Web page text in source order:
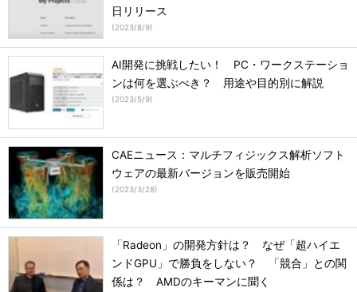
日リリース
(2023/8/9)
AI開発に挑戦したい！ PC・ワークステーショ
ンは何を選ぶべき？ 用途や目的別に解説
(2023/5/9)
CAEニュース：マルチフィジックス解析ソフト
ウェアの最新バージョンを販売開始
(2023/3/28)
「Radeon」の開発方針は？ なぜ「超ハイエ
ンドGPU」で勝負をしない？ 「競合」との関
係は？ AMDのキーマンに聞く